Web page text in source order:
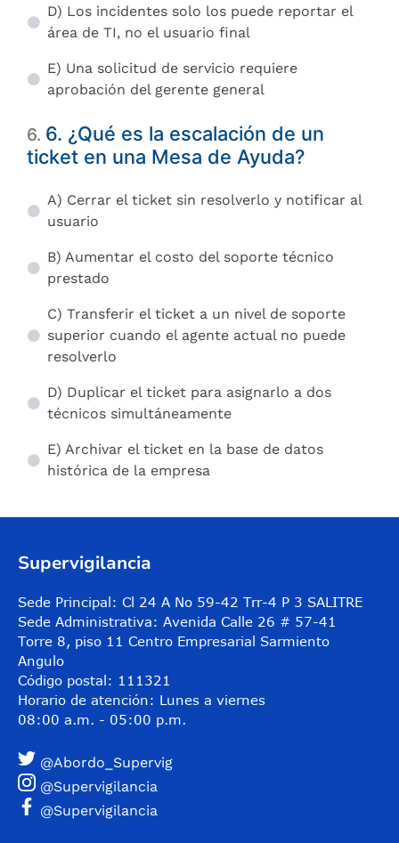
D) Los incidentes solo los puede reportar el
área de TI, no el usuario final
E) Una solicitud de servicio requiere
aprobación del gerente general
6. 6. ¿Qué es la escalación de un
ticket en una Mesa de Ayuda?
A) Cerrar el ticket sin resolverlo y notificar al
usuario
B) Aumentar el costo del soporte técnico
prestado
C) Transferir el ticket a un nivel de soporte
superior cuando el agente actual no puede
resolverlo
D) Duplicar el ticket para asignarlo a dos
técnicos simultáneamente
E) Archivar el ticket en la base de datos
histórica de la empresa
Supervigilancia
Sede Principal: Cl 24 A No 59-42 Trr-4 P 3 SALITRE
Sede Administrativa: Avenida Calle 26 # 57-41
Torre 8, piso 11 Centro Empresarial Sarmiento
Angulo
Código postal: 111321
Horario de atención: Lunes a viernes
08:00 a.m. - 05:00 p.m.
@Abordo_Supervig
@Supervigilancia
@Supervigilancia